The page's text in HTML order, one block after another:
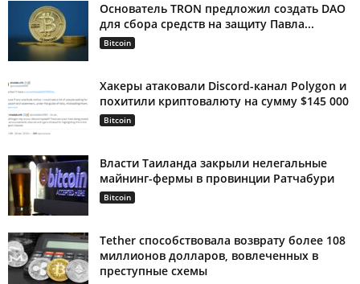
Основатель TRON предложил создать DAO
для сбора средств на защиту Павла...
Bitcoin
Хакеры атаковали Discord-канал Polygon и
похитили криптовалюту на сумму $145 000
Bitcoin
Власти Таиланда закрыли нелегальные
майнинг-фермы в провинции Ратчабури
Bitcoin
Tether способствовала возврату более 108
миллионов долларов, вовлеченных в
преступные схемы